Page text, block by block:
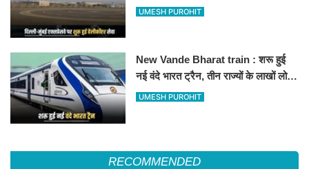
हेलीकॉप्टर सर्विस से तुरंत घायल पहुंचेगा
UMESH PUROHIT
New Vande Bharat train : शरू हुई
नई वंदे भारत ट्रैन, तीन राज्यों के लाखों लोगों
का सफर होगा आसान, देखें पूरा रूटमैप
UMESH PUROHIT
RECOMMENDED